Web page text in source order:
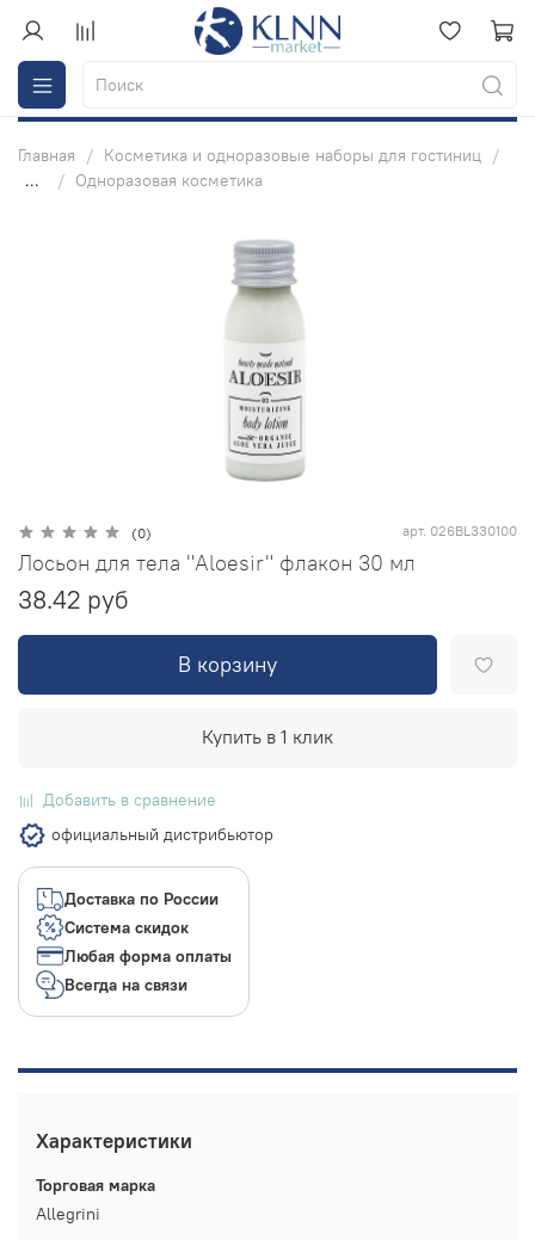
Главная
Косметика и одноразовые наборы для гостиниц
...
Одноразовая косметика
(0) арт. 026BL330100
Лосьон для тела "Aloesir" флакон 30 мл
38.42 руб
В корзину
Купить в 1 клик
Добавить в сравнение
официальный дистрибьютор
Доставка по России
Система скидок
Любая форма оплаты
Всегда на связи
Характеристики
Торговая марка
Allegrini